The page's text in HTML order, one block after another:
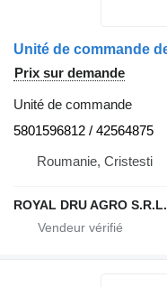
Prix sur demande
Unité de commande
5801596812 / 42564875
Roumanie, Cristesti
ROYAL DRU AGRO S.R.L.